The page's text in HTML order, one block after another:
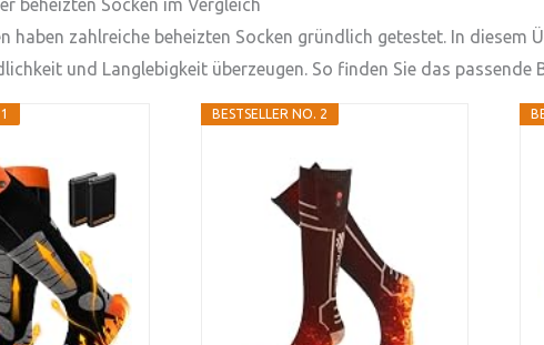
beheizten Socken im Vergleich
haben zahlreiche beheizten Socken gründlich getestet. In
und Langlebigkeit überzeugen. So finden Sie das passende
BESTSELLER NO. 2